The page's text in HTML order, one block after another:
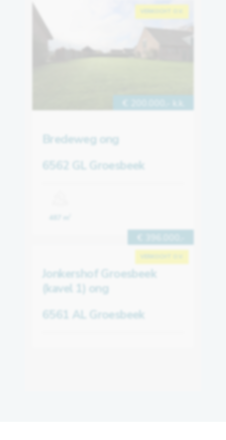
Bredeweg ong
6562 GL Groesbeek
Jonkershof Groesbeek
(kavel 1) ong
6561 AL Groesbeek